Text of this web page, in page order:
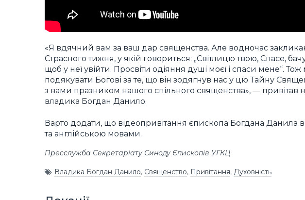
«Я вдячний вам за ваш дар священства. Але водночас
Страсного тижня, у якій говориться: „Світлицю твою, Спасе,
щоб у неї увійти. Просвіти одіяння душі моєї і спаси мене“.
подякувати Богові за те, що він зодягнув нас у цю Тайну
з вами празником нашого спільного священства», — привітав
владика Богдан Данило.
Варто додати, що відеопривітання єпископа Богдана Данила
та англійською мовами.
Пресслужба Секретаріату Синоду Єпископів УГКЦ
Владика Богдан Данило, Священство, Привітання, Духовність